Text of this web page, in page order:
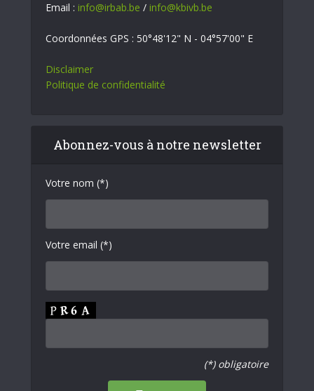
Email : info@irbab.be / info@kbivb.be
Coordonnées GPS : 50°48'12" N - 04°57'00" E
Disclaimer
Politique de confidentialité
Abonnez-vous à notre newsletter
Votre nom (*)
Votre email (*)
(*) obligatoire